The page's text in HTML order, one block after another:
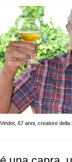
67 anni, creatore